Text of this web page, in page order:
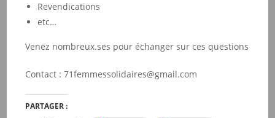
Revendications
etc…
Venez nombreux.ses pour échanger sur ces questions
Contact :71femmessolidaires@gmail.com
PARTAGER :